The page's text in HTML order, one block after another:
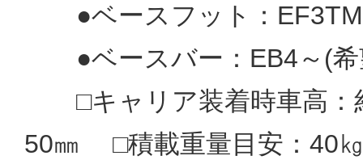
●ベースフット：EF3TM(
●ベースバー：EB4～(希
□キャリア装着時車高
50㎜ □積載重量目安：40